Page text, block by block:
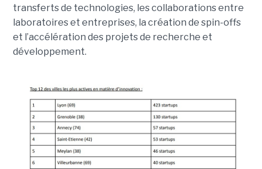
transferts de technologies, les collaborations entre
laboratoires et entreprises, la création de spin-offs
et l’accélération des projets de recherche et
développement.